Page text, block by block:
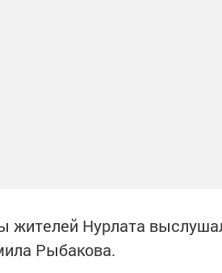
жителей Нурлата
Рыбакова.